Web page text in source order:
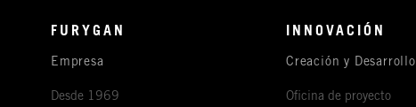
FURYGAN
Empresa
Desde 1969
INNOVACIÓN
Creación y Desarrollo
Oficina de proyecto